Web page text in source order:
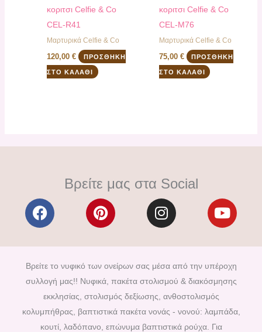
κοριτσι Celfie & Co
CEL-R41
Μαρτυρικά Celfie & Co
120,00€ ΠΡΟΣΘΉΚΗ
ΣΤΟ ΚΑΛΆΘΙ
κοριτσι Celfie & Co
CEL-Μ76
Μαρτυρικά Celfie & Co
75,00 € ΠΡΟΣΘΉΚΗ
ΣΤΟ ΚΑΛΆΘΙ
Βρείτε μας στα Social
F
a
e
b
o
o
k
P
i
t
e
r
e
s
t
I
n
t
a
g
r
a
m
Y
o
t
u
b
Βρείτε το νυφικό των ονείρων σας μέσα από την υπέροχη
συλλογή μας!! Νυφικά, πακέτα στολισμού & διακόσμησης
εκκλησίας, στολισμός δεξίωσης, ανθοστολισμός
κολυμπήθρας, βαπτιστικά πακέτα νονάς - νονού: λαμπάδα,
κουτί, λαδόπανο, επώνυμα βαπτιστικά ρούχα. Για